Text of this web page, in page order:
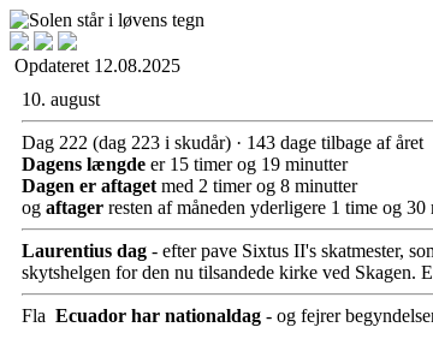
Opdateret 12.08.2025
10. august
Dag 222 (dag 223 i skudår) · 143 dage tilbage af året
Dagens længde er 15 timer og 19 minutter
Dagen er aftaget med 2 timer og 8 minutter
og aftager resten af måneden yderligere 1 time og 30
Laurentius dag - efter pave Sixtus II's skatmester,
skyts­helgen for den nu tilsandede kirke ved Skagen.
Ecuador har nationaldag - og fejrer